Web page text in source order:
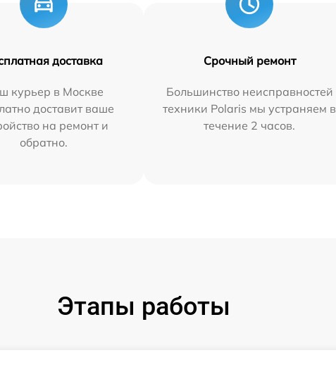
доставка
курьер в Москве
доставит ваше
на ремонт и
обратно.
Срочный ремонт
Большинство неисправностей
техники Polaris мы устраняем в
течение 2 часов.
Этапы работы